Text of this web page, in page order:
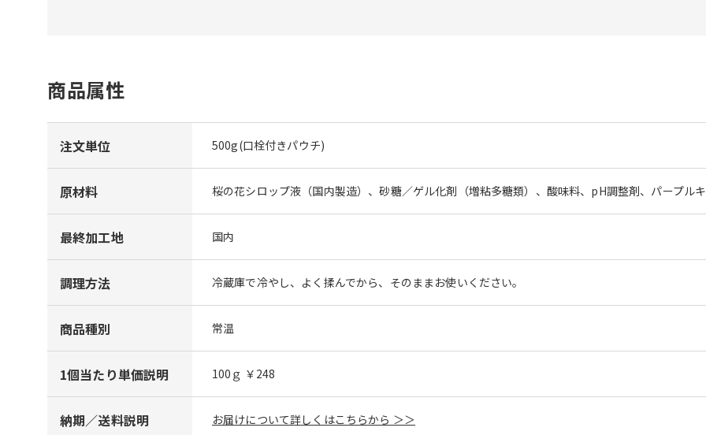
商品属性
注文単位 500g(口栓付きパウチ)
原材料 桜の花シロップ液（国内製造）、砂糖／ゲル化剤（増粘多糖類）、酸味料、pH調整剤、パープル
最終加工地 国内
調理方法 冷蔵庫で冷やし、よく揉んでから、そのままお使いください。
商品種別 常温
1個当たり単価説明 100ｇ ￥248
納期／送料説明 お届けについて詳しくはこちらから ＞＞